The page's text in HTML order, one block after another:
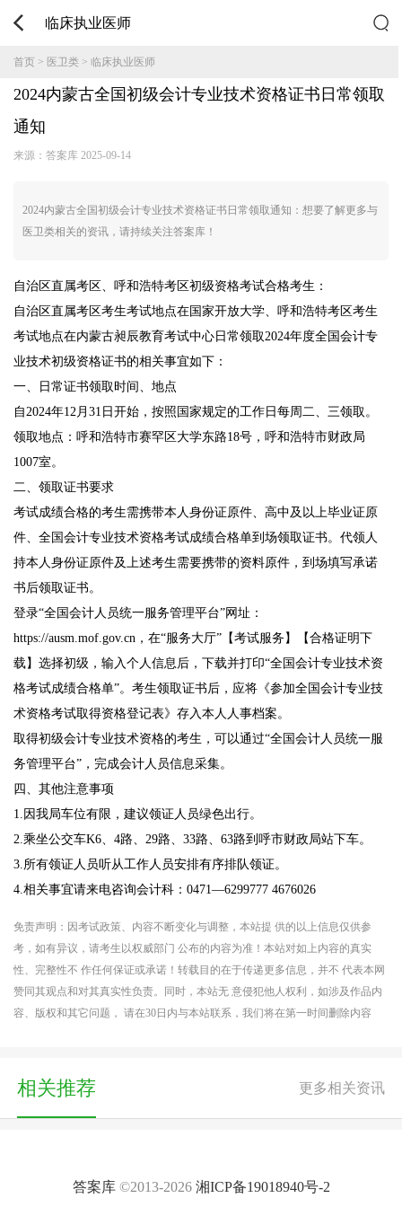
临床执业医师
首页> 医卫类> 临床执业医师
2024内蒙古全国初级会计专业技术资格证书日常领取
通知
来源：答案库 2025-09-14
2024内蒙古全国初级会计专业技术资格证书日常领取通知：想要了解更多与
医卫类相关的资讯，请持续关注答案库！
自治区直属考区、呼和浩特考区初级资格考试合格考生：
自治区直属考区考生考试地点在国家开放大学、呼和浩特考区考生
考试地点在内蒙古昶辰教育考试中心日常领取2024年度全国会计专
业技术初级资格证书的相关事宜如下：
一、日常证书领取时间、地点
自2024年12月31日开始，按照国家规定的工作日每周二、三领取。
领取地点：呼和浩特市赛罕区大学东路18号，呼和浩特市财政局
1007室。
二、领取证书要求
考试成绩合格的考生需携带本人身份证原件、高中及以上毕业证原
件、全国会计专业技术资格考试成绩合格单到场领取证书。代领人
持本人身份证原件及上述考生需要携带的资料原件，到场填写承诺
书后领取证书。
登录“全国会计人员统一服务管理平台”网址：
https://ausm.mof.gov.cn，在“服务大厅”【考试服务】【合格证明下
载】选择初级，输入个人信息后，下载并打印“全国会计专业技术资
格考试成绩合格单”。考生领取证书后，应将《参加全国会计专业技
术资格考试取得资格登记表》存入本人人事档案。
取得初级会计专业技术资格的考生，可以通过“全国会计人员统一服
务管理平台”，完成会计人员信息采集。
四、其他注意事项
1.因我局车位有限，建议领证人员绿色出行。
2.乘坐公交车K6、4路、29路、33路、63路到呼市财政局站下车。
3.所有领证人员听从工作人员安排有序排队领证。
4.相关事宜请来电咨询会计科：0471—6299777 4676026
免责声明：因考试政策、内容不断变化与调整，本站提 供的以上信息仅供参
考，如有异议，请考生以权威部门 公布的内容为准！本站对如上内容的真实
性、完整性不 作任何保证或承诺！转载目的在于传递更多信息，并不 代表本网
赞同其观点和对其真实性负责。同时，本站无 意侵犯他人权利，如涉及作品内
容、版权和其它问题， 请在30日内与本站联系，我们将在第一时间删除内容
相关推荐 更多相关资讯
答案库©2013-2026 湘ICP备19018940号-2